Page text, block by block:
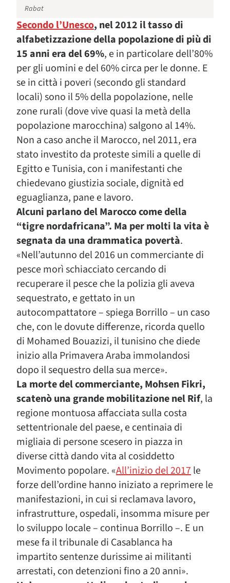
Rabat
Secondo l’Unesco, nel 2012 il tasso di
alfabetizzazione della popolazione di più di
15 anni era del 69%, e in particolare dell’80%
per gli uomini e del 60% circa per le donne. E
se in città i poveri (secondo gli standard
locali) sono il 5% della popolazione, nelle
zone rurali (dove vive quasi la metà della
popolazione marocchina) salgono al 14%.
Non a caso anche il Marocco, nel 2011, era
stato investito da proteste simili a quelle di
Egitto e Tunisia, con i manifestanti che
chiedevano giustizia sociale, dignità ed
eguaglianza, pane e lavoro.
Alcuni parlano del Marocco come della
“tigre nordafricana”. Ma per molti la vita è
segnata da una drammatica povertà.
«Nell’autunno del 2016 un commerciante di
pesce morì schiacciato cercando di
recuperare il pesce che la polizia gli aveva
sequestrato, e gettato in un
autocompattatore – spiega Borrillo – un caso
che, con le dovute differenze, ricorda quello
di Mohamed Bouazizi, il tunisino che diede
inizio alla Primavera Araba immolandosi
dopo il sequestro della sua merce».
La morte del commerciante, Mohsen Fikri,
scatenò una grande mobilitazione nel Rif, la
regione montuosa affacciata sulla costa
settentrionale del paese, e centinaia di
migliaia di persone scesero in piazza in
diverse città dando vita al cosiddetto
Movimento popolare. «All’inizio del 2017le
forze dell’ordine hanno iniziato a reprimere le
manifestazioni, in cui si reclamava lavoro,
infrastrutture, ospedali, insomma misure per
lo sviluppo locale – continua Borrillo –. E un
mese fa il tribunale di Casablanca ha
impartito sentenze durissime ai militanti
arrestati, con detenzioni fino a 20 anni».